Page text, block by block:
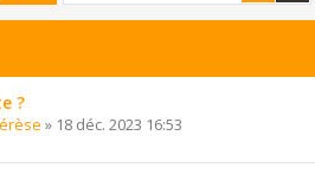
?
» 18 déc. 2023 16:53